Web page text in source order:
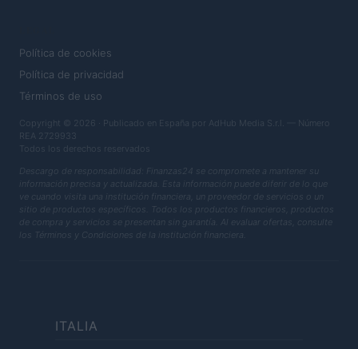
Política de cookies
Política de privacidad
Términos de uso
Copyright © 2026 · Publicado en España por AdHub Media S.r.l. — Número
REA 2729933
Todos los derechos reservados
Descargo de responsabilidad: Finanzas24 se compromete a mantener su
información precisa y actualizada. Esta información puede diferir de lo que
ve cuando visita una institución financiera, un proveedor de servicios o un
sitio de productos específicos. Todos los productos financieros, productos
de compra y servicios se presentan sin garantía. Al evaluar ofertas, consulte
los Términos y Condiciones de la institución financiera.
ITALIA